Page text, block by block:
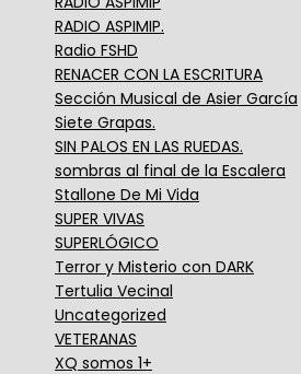
RADIO ASPIMIP.
Radio FSHD
RENACER CON LA ESCRITURA
Sección Musical de Asier García
Siete Grapas.
SIN PALOS EN LAS RUEDAS.
sombras al final de la Escalera
Stallone De Mi Vida
SUPER VIVAS
SUPERLÓGICO
Terror y Misterio con DARK
Tertulia Vecinal
Uncategorized
VETERANAS
XQ somos 1+